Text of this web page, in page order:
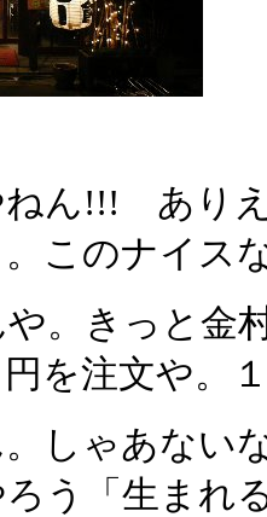
ん!!! ありえ
このナイス
。きっと金
を注文や。
しゃあない
う「生まれ